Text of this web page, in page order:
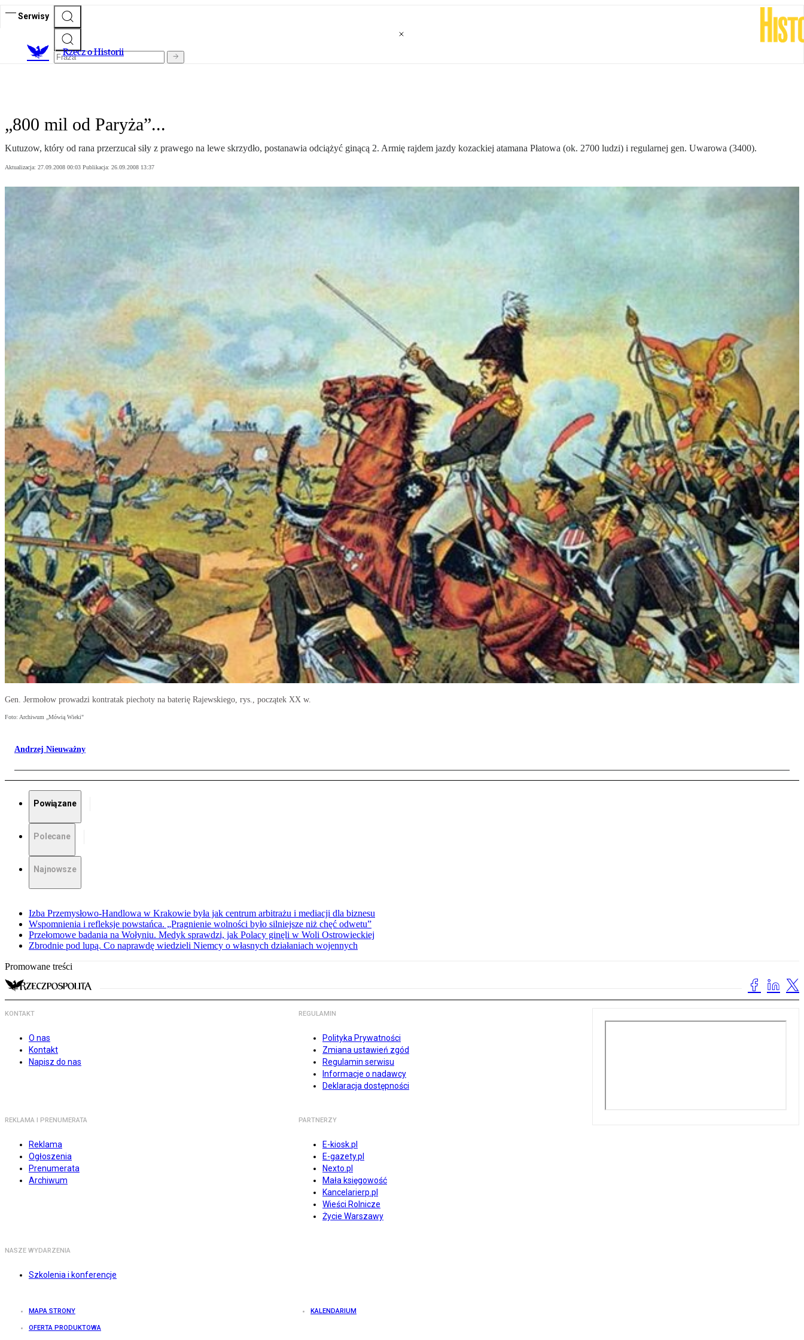
Serwisy
Rzecz o Historii
„800 mil od Paryża”...
Kutuzow, który od rana przerzucał siły z prawego na lewe skrzydło, postanawia odciążyć ginącą 2. Armię rajdem jazdy kozackiej atamana Płatowa (ok. 2700 ludzi) i regularnej gen. Uwarowa (3400).
Aktualizacja: 27.09.2008 00:03 Publikacja: 26.09.2008 13:37
Gen. Jermołow prowadzi kontratak piechoty na baterię Rajewskiego, rys., początek XX w.
Foto: Archiwum „Mówią Wieki"
Andrzej Nieuważny
Powiązane
Polecane
Najnowsze
Izba Przemysłowo-Handlowa w Krakowie była jak centrum arbitrażu i mediacji dla biznesu
Wspomnienia i refleksje powstańca. „Pragnienie wolności było silniejsze niż chęć odwetu”
Przełomowe badania na Wołyniu. Medyk sprawdzi, jak Polacy ginęli w Woli Ostrowieckiej
Zbrodnie pod lupą. Co naprawdę wiedzieli Niemcy o własnych działaniach wojennych
Promowane treści
KONTAKT
O nas
Kontakt
Napisz do nas
REGULAMIN
Polityka Prywatności
Zmiana ustawień zgód
Regulamin serwisu
Informacje o nadawcy
Deklaracja dostępności
REKLAMA I PRENUMERATA
Reklama
Ogłoszenia
Prenumerata
Archiwum
PARTNERZY
E-kiosk.pl
E-gazety.pl
Nexto.pl
Mała księgowość
Kancelarierp.pl
Wieści Rolnicze
Życie Warszawy
NASZE WYDARZENIA
Szkolenia i konferencje
MAPA STRONY KALENDARIUM
OFERTA PRODUKTOWA